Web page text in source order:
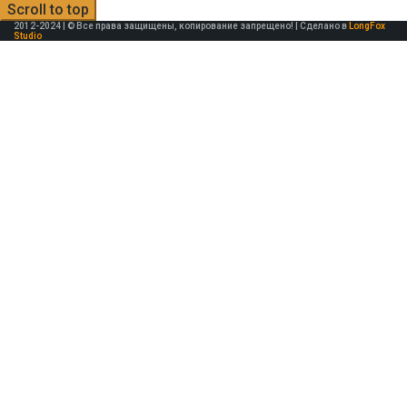
Scroll to top
2012-2024 | © Все права защищены, копирование запрещено! | Сделано в
LongFox
Studio